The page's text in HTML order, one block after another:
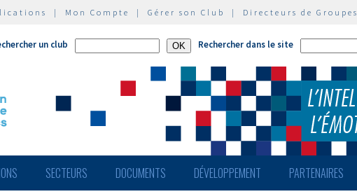
| Mon Compte | Gérer son Club | Directeurs de Groupes
un club Rechercher dans le site
SECTEURS DOCUMENTS DÉVELOPPEMENT PARTENAIRES